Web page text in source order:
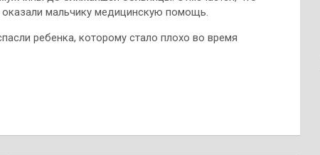
мальчику медицинскую помощь.
ребенка, которому стало плохо во время